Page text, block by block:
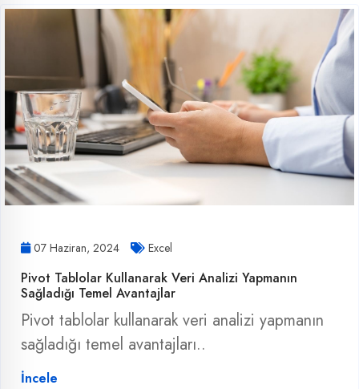
07 Haziran, 2024 Excel
Pivot Tablolar Kullanarak Veri Analizi Yapmanın
Sağladığı Temel Avantajlar
Pivot tablolar kullanarak veri analizi yapmanın
sağladığı temel avantajları..
İncele